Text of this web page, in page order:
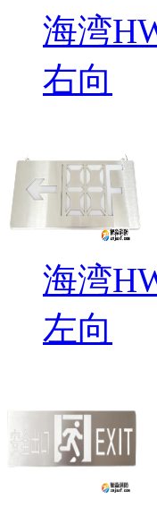
海湾
右向
海湾
左向